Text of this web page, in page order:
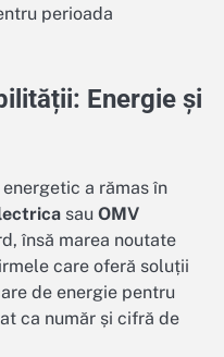
perioada
Energie și
a rămas în
sau OMV
însă marea noutate
care oferă soluții
de energie pentru
ca număr și cifră de